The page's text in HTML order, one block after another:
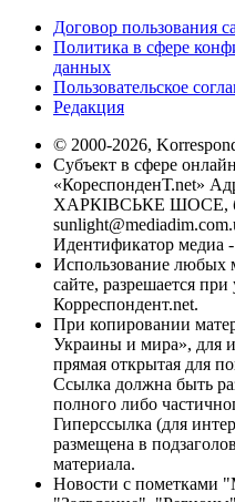
Договор пользования
Политика в сфере
данных
Пользовательское
Редакция
© 2000-2026,
Субъект в сфере
«КореспонденТ.net»
ХАРКІВСЬКЕ ШОСЕ,
Идентификатор медиа
Использование любых
сайте, разрешается
Корреспондент.net.
При копировании
Украины и мира», для
прямая открытая для
Ссылка должна быть
полного либо
Гиперссылка (для
размещена в
материала.
Новости с пометками